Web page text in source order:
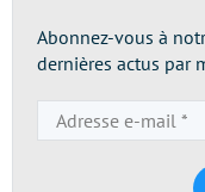
Abonnez-vous à
dernières actus par